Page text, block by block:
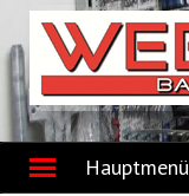
content
Hauptmenü